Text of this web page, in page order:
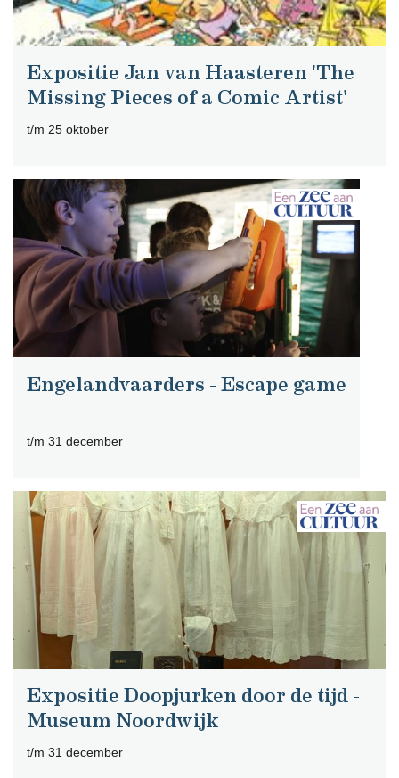
Expositie Jan van Haasteren 'The
Missing Pieces of a Comic Artist'
t/m 25 oktober
Engelandvaarders - Escape game
t/m 31 december
Expositie Doopjurken door de tijd -
Museum Noordwijk
t/m 31 december